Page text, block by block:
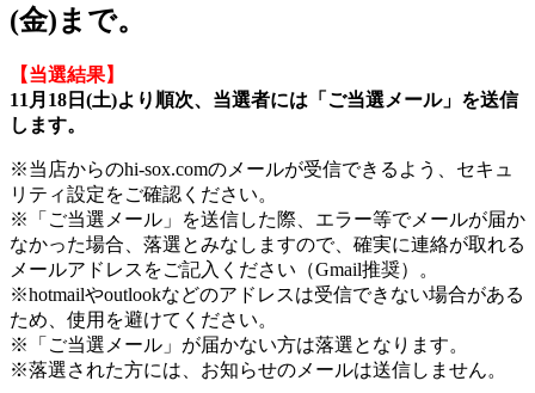
(金)まで。
【当選結果】
11月18 日(土)より順次、当選者には「ご当選メール」を送信
します。
※当店からのhi-sox.comのメールが受信できるよう、セキュ
リティ設定をご確認ください。
※「ご当選メール」を送信した際、エラー等でメールが届か
なかった場合、落選とみなしますので、確実に連絡が取れる
メールアドレスをご記入ください（Gmail推奨）。
※hotmailやoutlookなどのアドレスは受信できない場合がある
ため、使用を避けてください。
※「ご当選メール」が届かない方は落選となります。
※落選された方には、お知らせのメールは送信しません。